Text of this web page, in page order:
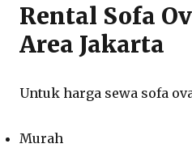
Rental Sofa
Area Jakarta
Untuk harga sewa sofa
Murah